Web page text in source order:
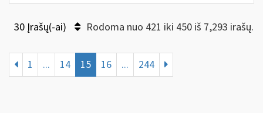
30 Įrašų(-ai) Rodoma nuo 421 iki 450 iš 7,293 irašų.
1 ... 14 15 16 ... 244